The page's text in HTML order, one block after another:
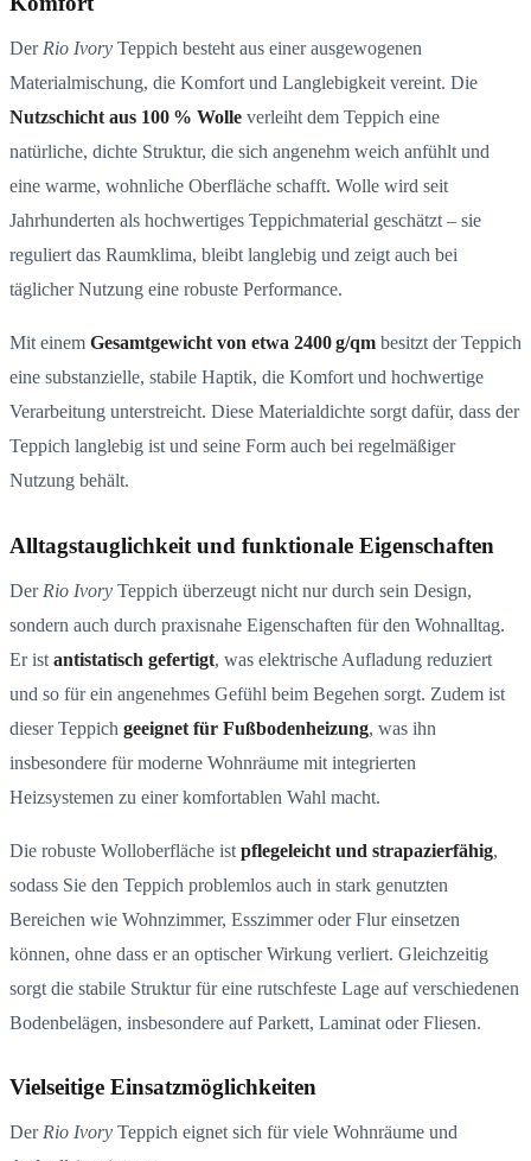
Der Rio Ivory Teppich besteht aus einer ausgewogenen
Materialmischung, die Komfort und Langlebigkeit vereint. Die
Nutzschicht aus 100 % Wolle verleiht dem Teppich eine
natürliche, dichte Struktur, die sich angenehm weich anfühlt und
eine warme, wohnliche Oberfläche schafft. Wolle wird seit
Jahrhunderten als hochwertiges Teppichmaterial geschätzt – sie
reguliert das Raumklima, bleibt langlebig und zeigt auch bei
täglicher Nutzung eine robuste Performance.
Mit einem Gesamtgewicht von etwa 2400 g/qm besitzt der Teppich
eine substanzielle, stabile Haptik, die Komfort und hochwertige
Verarbeitung unterstreicht. Diese Materialdichte sorgt dafür, dass der
Teppich langlebig ist und seine Form auch bei regelmäßiger
Nutzung behält.
Alltagstauglichkeit und funktionale Eigenschaften
Der Rio Ivory Teppich überzeugt nicht nur durch sein Design,
sondern auch durch praxisnahe Eigenschaften für den Wohnalltag.
Er ist antistatisch gefertigt, was elektrische Aufladung reduziert
und so für ein angenehmes Gefühl beim Begehen sorgt. Zudem ist
dieser Teppich geeignet für Fußbodenheizung, was ihn
insbesondere für moderne Wohnräume mit integrierten
Heizsystemen zu einer komfortablen Wahl macht.
Die robuste Wolloberfläche ist pflegeleicht und strapazierfähig,
sodass Sie den Teppich problemlos auch in stark genutzten
Bereichen wie Wohnzimmer, Esszimmer oder Flur einsetzen
können, ohne dass er an optischer Wirkung verliert. Gleichzeitig
sorgt die stabile Struktur für eine rutschfeste Lage auf verschiedenen
Bodenbelägen, insbesondere auf Parkett, Laminat oder Fliesen.
Vielseitige Einsatzmöglichkeiten
Der Rio Ivory Teppich eignet sich für viele Wohnräume und